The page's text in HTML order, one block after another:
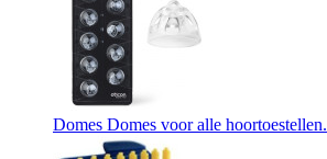
Domes Domes voor alle hoortoestellen.